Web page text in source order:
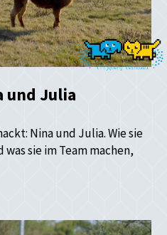
und Julia
Nina und Julia. Wie sie
sie im Team machen,